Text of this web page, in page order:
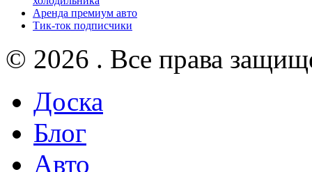
Аренда премиум авто
Тик-ток подписчики
© 2026 . Все права
Доска
Блог
Авто